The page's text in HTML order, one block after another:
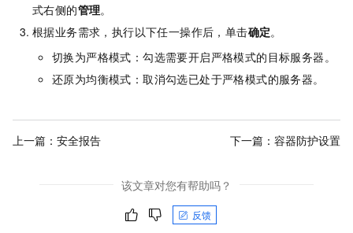
式右侧的管理。
根据业务需求，执行以下任一操作后，单击确定。
切换为严格模式：勾选需要开启严格模式的目标服务器。
还原为均衡模式：取消勾选已处于严格模式的服务器。
上一篇： 安全报告 下一篇： 容器防护设置
该文章对您有帮助吗？
反馈